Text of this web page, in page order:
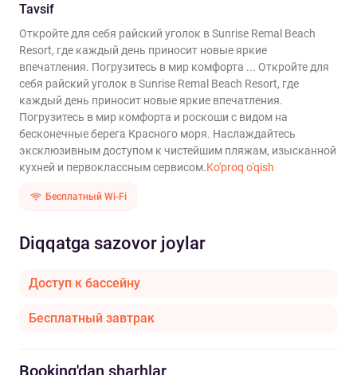
Tavsif
Откройте для себя райский уголок в Sunrise Remal Beach
Resort, где каждый день приносит новые яркие
впечатления. Погрузитесь в мир комфорта ... Откройте для
себя райский уголок в Sunrise Remal Beach Resort, где
каждый день приносит новые яркие впечатления.
Погрузитесь в мир комфорта и роскоши с видом на
бесконечные берега Красного моря. Наслаждайтесь
эксклюзивным доступом к чистейшим пляжам, изысканной
кухней и первоклассным сервисом.Ko'proq o'qish
Бесплатный Wi-Fi
Diqqatga sazovor joylar
Доступ к бассейну
Бесплатный завтрак
Booking'dan sharhlar